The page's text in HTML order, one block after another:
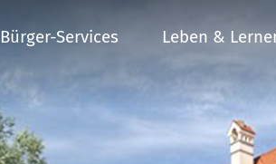
Bürger-Services Leben &